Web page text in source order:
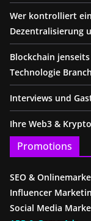
Wer kontrolliert
Dezentralisierung
Blockchain
Technologie
Interviews und
Ihre Web3 &
Promotions
SEO &
Influencer
Social Media